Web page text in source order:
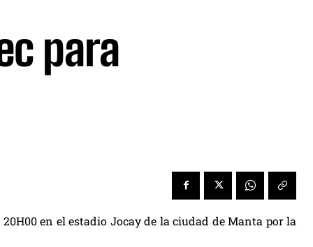
para
en el estadio Jocay de la ciudad de Manta por la